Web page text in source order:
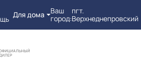
Для дома
Ваш
город:
пгт.
Верхнеднепровский